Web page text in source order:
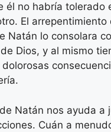
él no habría tolerado
El arrepentimiento
Natán lo consolara
Dios, y al mismo
Natán nos ayuda a
Cuán a